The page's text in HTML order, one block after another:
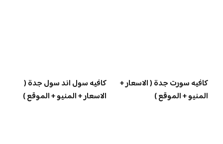
كافيه سورت جدة ( الاسعار +
المنيو + الموقع )
كافيه سول اند سول جدة (
الاسعار + المنيو + الموقع )